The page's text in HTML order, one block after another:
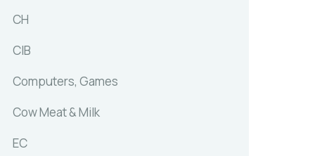
CH
CIB
Computers, Games
Cow Meat & Milk
EC